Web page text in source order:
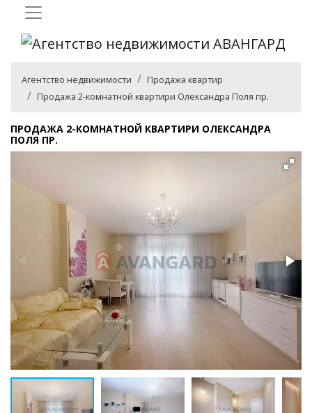
Агентство недвижимости
Продажа квартир
Продажа 2-комнатной квартири Олександра Поля пр.
ПРОДАЖА 2-КОМНАТНОЙ КВАРТИРИ ОЛЕКСАНДРА
ПОЛЯ ПР.